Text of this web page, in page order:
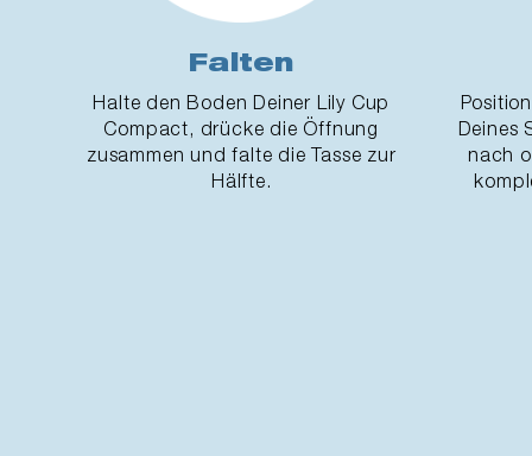
Falten
Halte den Boden Deiner Lily Cup
Compact, drücke die Öffnung
zusammen und falte die Tasse zur
Hälfte.
Deines
nach